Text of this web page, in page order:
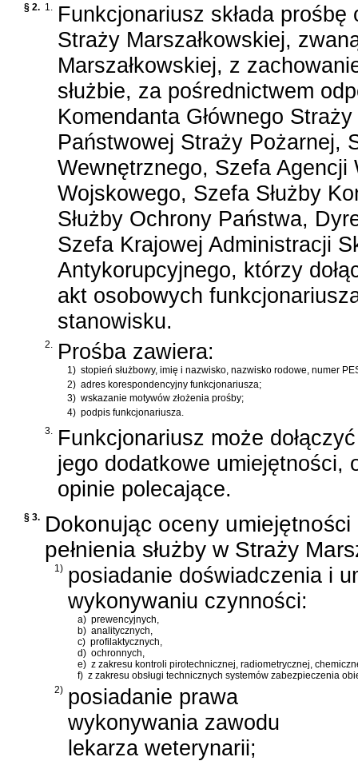
§ 2. 1. Funkcjonariusz składa prośbę
Straży Marszałkowskiej,
Marszałkowskiej, z
służbie, za pośrednictwem
Komendanta Głównego
Państwowej Straży Pożarnej,
Wewnętrznego, Szefa Agencji
Wojskowego, Szefa Służby
Służby Ochrony Państwa,
Szefa Krajowej Administracji
Antykorupcyjnego, którzy
akt osobowych
stanowisku.
2. Prośba zawiera:
1) stopień służbowy, imię i nazwisko, nazwisko rodowe, numer
2) adres korespondencyjny funkcjonariusza;
3) wskazanie motywów złożenia prośby;
4) podpis funkcjonariusza.
3. Funkcjonariusz może
jego dodatkowe umiejętności,
opinie polecające.
§ 3. Dokonując oceny
pełnienia służby w Straży
1) posiadanie doświadczenia i
wykonywaniu czynności:
a) prewencyjnych,
b) analitycznych,
c) profilaktycznych,
d) ochronnych,
e) z zakresu kontroli pirotechnicznej, radiometrycznej,
f) z zakresu obsługi technicznych systemów zabezpieczenia
2) posiadanie prawa
wykonywania zawodu
lekarza weterynarii;